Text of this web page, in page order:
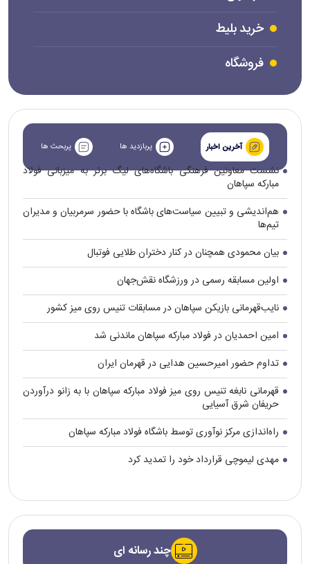
خرید بلیط
فروشگاه
آخرین اخبار پربازدید ها پربحث ها
نشست معاونین فرهنگی باشگاه‌های لیگ برتر به میزبانی فولاد
مبارکه سپاهان
هم‌اندیشی و تبیین سیاست‌های باشگاه با حضور سرمربیان و مدیران
تیم‌ها
بیان محمودی همچنان در کنار دختران طلایی فوتبال
اولین مسابقه رسمی در ورزشگاه نقش‌جهان
نایب‌قهرمانی بازیکن سپاهان در مسابقات تنیس روی میز کشور
امین احمدیان در فولاد مبارکه سپاهان ماندنی شد
تداوم حضور امیرحسین هدایی در قهرمان ایران
قهرمانی نابغه تنیس روی میز فولاد مبارکه سپاهان با به زانو درآوردن
حریفان شرق آسیایی
راه‌اندازی مرکز نوآوری توسط باشگاه فولاد مبارکه سپاهان
مهدی لیموچی قرارداد خود را تمدید کرد
چند رسانه ای